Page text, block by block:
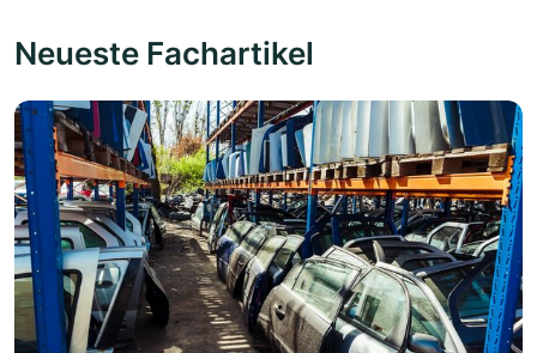
Neueste Fachartikel